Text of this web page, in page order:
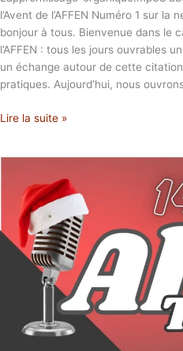
l’Avent de l’AFFEN Numéro 1 sur
bonjour à tous. Bienvenue dans le
l’AFFEN : tous les jours ouvrables
un échange autour de cette
pratiques. Aujourd’hui, nous
Lire la suite »
D’AVENIR
L’imprimante